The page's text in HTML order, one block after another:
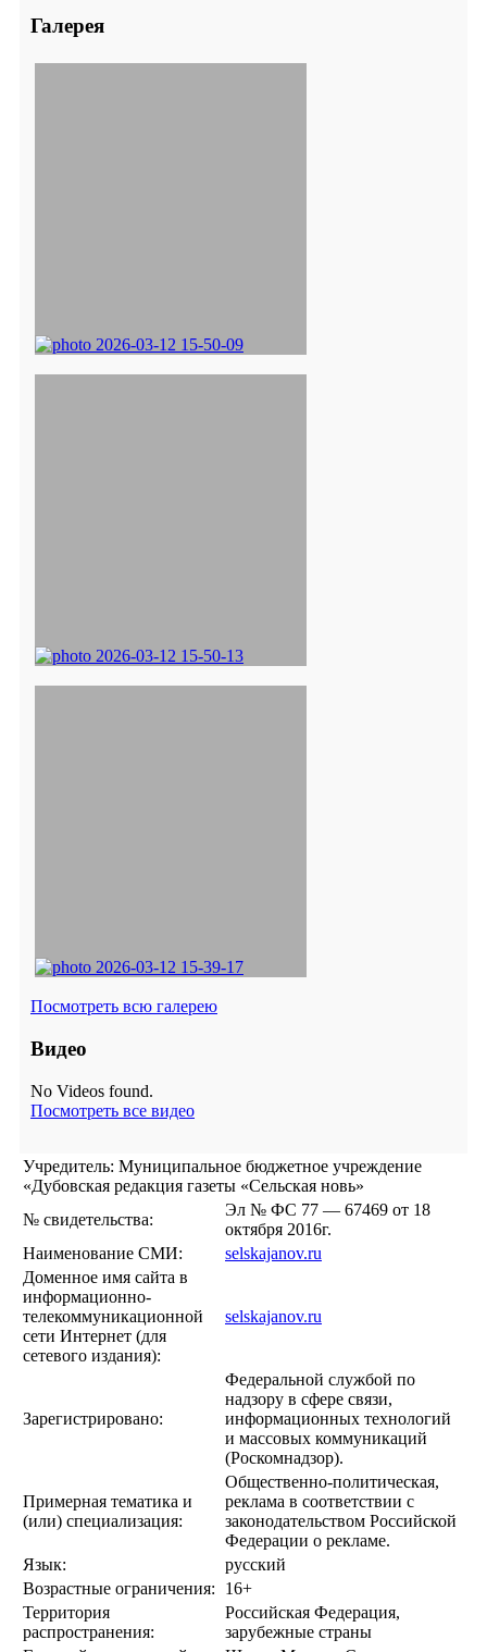
Галерея
Посмотреть всю галерею
Видео
No Videos found.
Посмотреть все видео
Учредитель: Муниципальное бюджетное учреждение
«Дубовская редакция газеты «Сельская новь»
№ свидетельства:
Эл № ФС 77 — 67469 от 18
октября 2016г.
Наименование СМИ:
selskajanov.ru
Доменное имя сайта в
информационно-
телекоммуникационной
сети Интернет (для
сетевого издания):
selskajanov.ru
Зарегистрировано:
Федеральной службой по
надзору в сфере связи,
информационных технологий
и массовых коммуникаций
(Роскомнадзор).
Примерная тематика и
(или) специализация:
Общественно-политическая,
реклама в соответствии с
законодательством Российской
Федерации о рекламе.
Язык:
русский
Возрастные ограничения:
16+
Территория
распространения:
Российская Федерация,
зарубежные страны